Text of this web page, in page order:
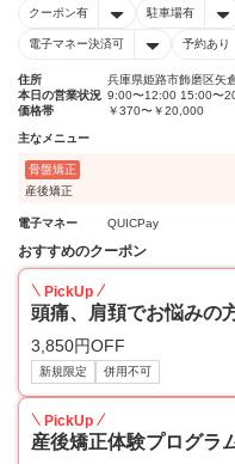
クーポン有 駐車場有
電子マネー決済可 予約あり
住所
兵庫県姫路市飾磨区矢
本日の営業状況 9:00〜12:00 15:00〜
価格帯
￥370〜￥20,000
主なメニュー
骨盤矯正
産後矯正
電子マネー QUICPay
おすすめのクーポン
PickUp
頭痛、肩頚でお悩みの
3,850円OFF
新規限定 併用不可
PickUp
産後矯正体験プログラ